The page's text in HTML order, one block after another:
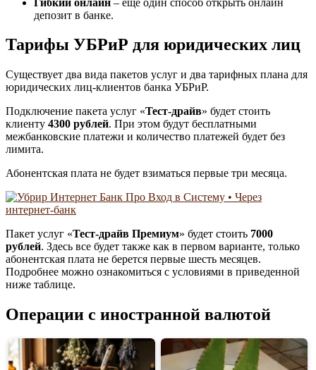
депозит в банке.
Тарифы УБРиР для юридических лиц
Существует два вида пакетов услуг и два тарифных плана для
юридических лиц-клиентов банка УБРиР.
Подключение пакета услуг «Тест-драйв» будет стоить
клиенту 4300 рублей. При этом будут бесплатными
межбанковские платежи и количество платежей будет без
лимита.
Абонентская плата не будет взиматься первые три месяца.
Пакет услуг «Тест-драйв Премиум» будет стоить 7000
рублей. Здесь все будет также как в первом варианте, только
абонентская плата не берется первые шесть месяцев.
Подробнее можно ознакомиться с условиями в приведенной
ниже таблице.
Операции с иностранной валютой